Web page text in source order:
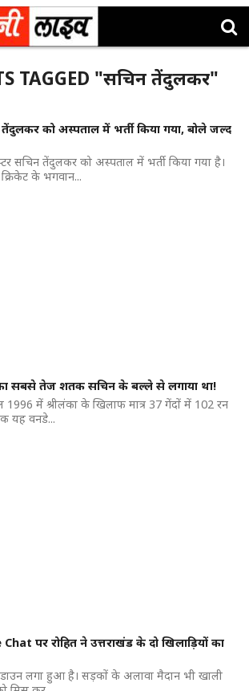
TAGGED "सचिन तेंदुलकर"
तेंदुलकर को अस्पताल में भर्ती किया गया, बोले जल्द
सचिन तेंदुलकर को अस्पताल में भर्ती किया गया है।
के भगवान...
सबसे तेज शतक सचिन के बल्ले से लगाया था!
1996 में श्रीलंका के खिलाफ मात्र 37 गेंदों में 102 रन
यह वनडे...
पर रोहित ने उत्तराखंड के दो खिलाड़ियों का
लगा हुआ है। सड़कों के अलावा मैदान भी खाली